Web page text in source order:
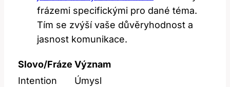
frázemi specifickými pro dané téma.
Tím se zvýší vaše důvěryhodnost a
jasnost komunikace.
Slovo/Fráze Význam
Intention
Úmysl